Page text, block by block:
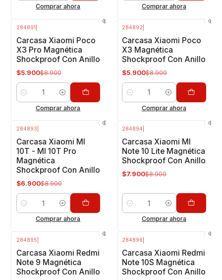
Comprar ahora
Comprar ahora
284891
Carcasa Xiaomi Poco
X3 Pro Magnética
Shockproof Con Anillo
$5.900$8.900
Cantidad
Comprar ahora
284892
Carcasa Xiaomi Poco
X3 Magnética
Shockproof Con Anillo
$5.900$8.900
Cantidad
Comprar ahora
284893
Carcasa Xiaomi MI
10T - MI 10T Pro
Magnética
Shockproof Con Anillo
$6.900$8.900
Cantidad
Comprar ahora
284894
Carcasa Xiaomi MI
Note 10 Lite Magnética
Shockproof Con Anillo
$7.900$8.900
Cantidad
Comprar ahora
284895
Carcasa Xiaomi Redmi
Note 9 Magnética
Shockproof Con Anillo
284896
Carcasa Xiaomi Redmi
Note 10S Magnética
Shockproof Con Anillo